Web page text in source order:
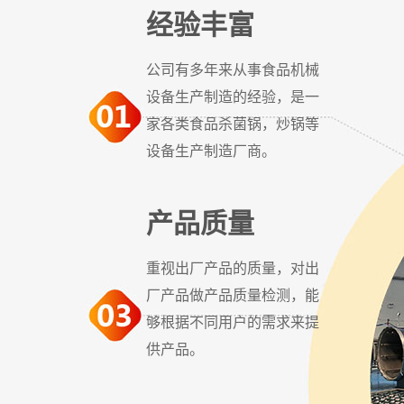
经验丰富
公司有多年来从事食品机械
设备生产制造的经验，是一
家各类食品杀菌锅，炒锅等
设备生产制造厂商。
产品质量
重视出厂产品的质量，对出
厂产品做产品质量检测，能
够根据不同用户的需求来提
供产品。